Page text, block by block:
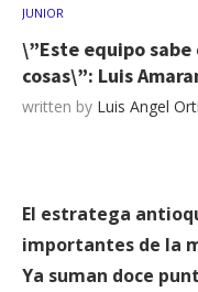
JUNIOR
\”Este equipo
cosas\”: Luis
written by Luis Angel
El estratega
importantes de la
Ya suman doce